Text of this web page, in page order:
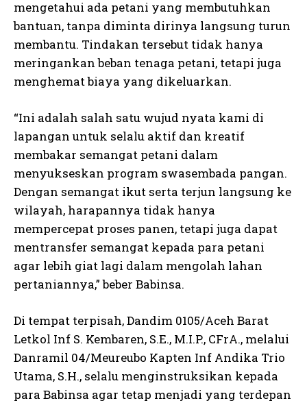
mengetahui ada petani yang membutuhkan
bantuan, tanpa diminta dirinya langsung turun
membantu. Tindakan tersebut tidak hanya
meringankan beban tenaga petani, tetapi juga
menghemat biaya yang dikeluarkan.
“Ini adalah salah satu wujud nyata kami di
lapangan untuk selalu aktif dan kreatif
membakar semangat petani dalam
menyukseskan program swasembada pangan.
Dengan semangat ikut serta terjun langsung ke
wilayah, harapannya tidak hanya
mempercepat proses panen, tetapi juga dapat
mentransfer semangat kepada para petani
agar lebih giat lagi dalam mengolah lahan
pertaniannya,” beber Babinsa.
Di tempat terpisah, Dandim 0105/Aceh Barat
Letkol Inf S. Kembaren, S.E., M.I.P., CFrA., melalui
Danramil 04/Meureubo Kapten Inf Andika Trio
Utama, S.H., selalu menginstruksikan kepada
para Babinsa agar tetap menjadi yang terdepan